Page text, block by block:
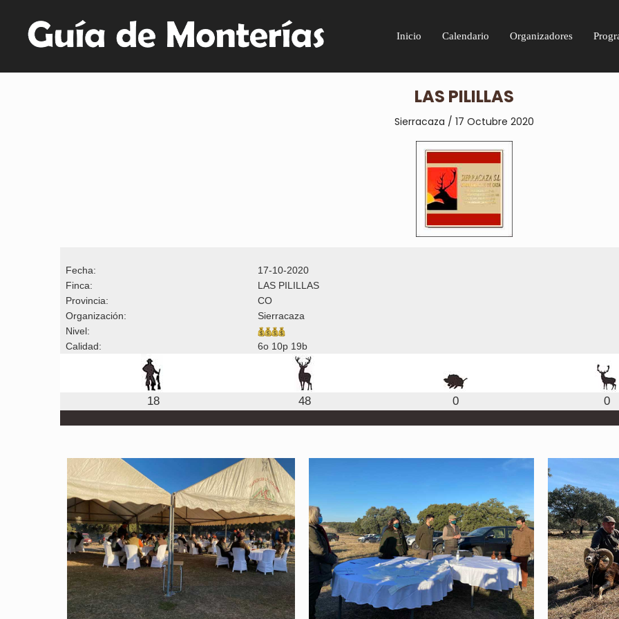
Inicio Calendario Organizadores
LAS PILILLAS
Sierracaza / 17 Octubre 2020
Fecha:
17-10-2020
Finca:
LAS PILILLAS
Provincia:
CO
Organización:
Sierracaza
Nivel:
Calidad:
6o 10p 19b
18 48 0 0